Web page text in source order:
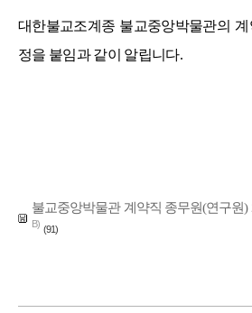
대한불교조계종 불교중앙박물관의
정을 붙임과 같이 알립니다.
불교중앙박물관 계약직 종무원(연구원)
B) (91)